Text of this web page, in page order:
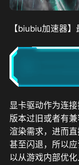
【biubiu加速器
显卡驱动作为连
版本过旧或者有
渲染需求，进而
甚至闪退，所以
以从游戏内部优